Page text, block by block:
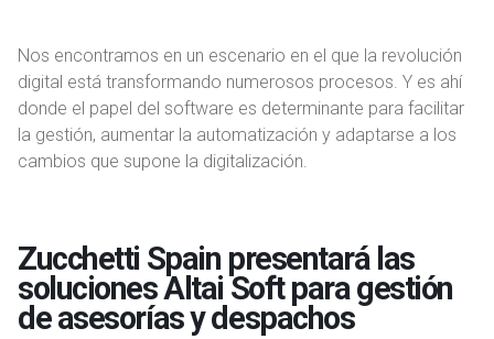
Nos encontramos en un escenario en el que la revolución
digital está transformando numerosos procesos. Y es ahí
donde el papel del software es determinante para facilitar
la gestión, aumentar la automatización y adaptarse a los
cambios que supone la digitalización.
Zucchetti Spain presentará las
soluciones Altai Soft para gestión
de asesorías y despachos